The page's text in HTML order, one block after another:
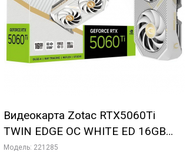
Видеокарта Zotac RTX5060Ti
TWIN EDGE OC WHITE ED 16GB
GDDR7 128bit 3xDP HDMI 2FAN
Модель: 221285